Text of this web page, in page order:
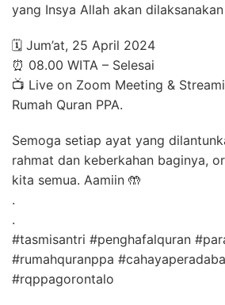
yang Insya Allah akan
🗓️ Jum’at, 25 April 2024
⏰ 08.00 WITA – Selesai
📺 Live on Zoom Meeting &
Rumah Quran PPA.
Semoga setiap ayat yang
rahmat dan keberkahan baginya,
kita semua. Aamiin 🤲
.
.
#tasmisantri #penghafalquran
#rumahquranppa
#rqppagorontalo